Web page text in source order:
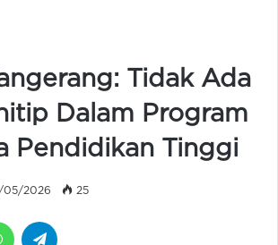
Tidak Ada
Dalam Program
Pendidikan Tinggi
05/2026 25
WhatsApp